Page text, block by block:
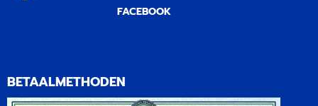
FACEBOOK
BETAALMETHODEN